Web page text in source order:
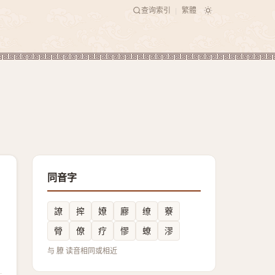
查询索引 繁體
同音字
䜍 㨓 嫽 廫 缭
藔
膋
僚 疗 憀 蟟 漻
与 膫 读音相同或相近